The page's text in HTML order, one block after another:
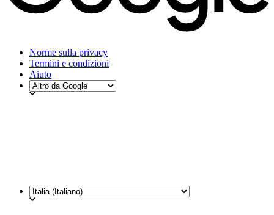
Norme sulla privacy
Termini e condizioni
Aiuto